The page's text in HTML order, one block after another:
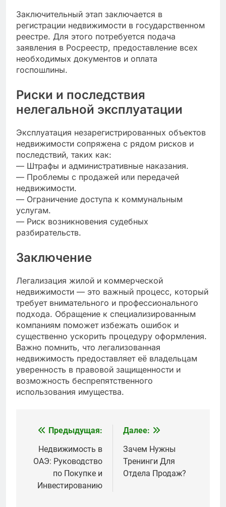
Заключительный этап заключается в
регистрации недвижимости в государственном
реестре. Для этого потребуется подача
заявления в Росреестр, предоставление всех
необходимых документов и оплата
госпошлины.
Риски и последствия
нелегальной эксплуатации
Эксплуатация незарегистрированных объектов
недвижимости сопряжена с рядом рисков и
последствий, таких как:
— Штрафы и административные наказания.
— Проблемы с продажей или передачей
недвижимости.
— Ограничение доступа к коммунальным
услугам.
— Риск возникновения судебных
разбирательств.
Заключение
Легализация жилой и коммерческой
недвижимости — это важный процесс, который
требует внимательного и профессионального
подхода. Обращение к специализированным
компаниям поможет избежать ошибок и
существенно ускорить процедуру оформления.
Важно помнить, что легализованная
недвижимость предоставляет её владельцам
уверенность в правовой защищенности и
возможность беспрепятственного
использования имущества.
Навигация
по
записям
Предыдущая:
Недвижимость в
ОАЭ: Руководство
по Покупке и
Инвестированию
Далее:
Зачем Нужны
Тренинги Для
Отдела Продаж?